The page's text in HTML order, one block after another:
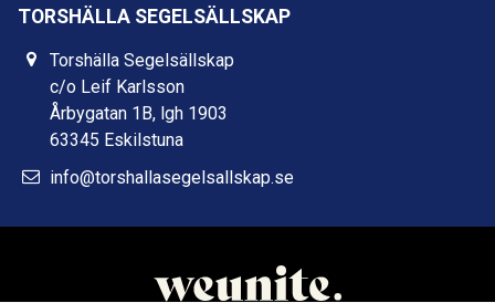
TORSHÄLLA SEGELSÄLLSKAP
Torshälla Segelsällskap
c/o Leif Karlsson
Årbygatan 1B, lgh 1903
63345 Eskilstuna
info@torshallasegelsallskap.se